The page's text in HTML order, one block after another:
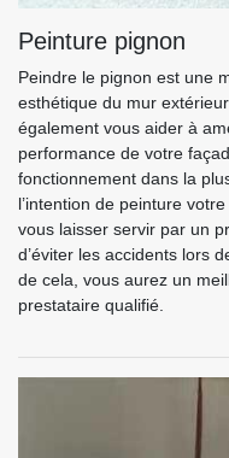
Peinture pignon
Peindre le pignon est une
esthétique du mur
également vous aider à
performance de votre
fonctionnement dans la
l’intention de peinture
vous laisser servir par un
d’éviter les accidents lors
de cela, vous aurez un
prestataire qualifié.